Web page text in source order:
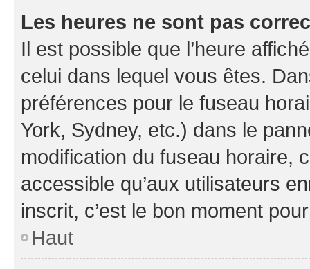
Les heures ne sont pas
Il est possible que l’heure
celui dans lequel vous êtes.
préférences pour le fuseau
York, Sydney, etc.) dans le
modification du fuseau horaire,
accessible qu’aux utilisateurs
inscrit, c’est le bon moment
Haut